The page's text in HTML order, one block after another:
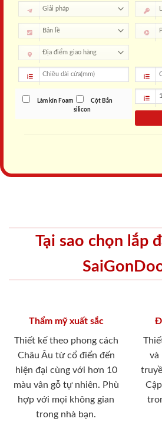
Làm kín Foam
Cột Bắn
silicon
Tại sao chọn lắp
Thẩm mỹ xuất sắc
Thiết kế theo phong cách
Châu Âu từ cổ điển đến
hiện đại cùng với hơn 10
màu vân gỗ tự nhiên. Phù
hợp với mọi không gian
trong nhà bạn.
và